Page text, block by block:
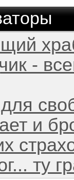
-
и
ту